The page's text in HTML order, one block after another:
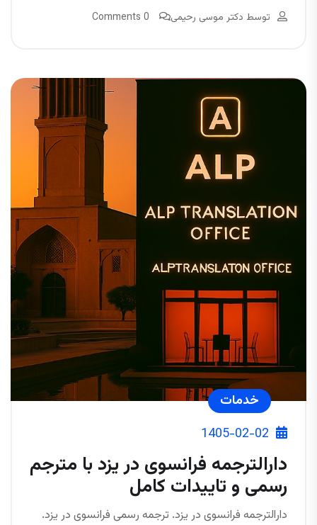
توسط دکتر موسی رحیمی 0 Comments
خدمات
1405-02-02
دارالترجمه فرانسوی در یزد با مترجم
رسمی و تاییدات کامل
دارالترجمه فرانسوی در یزد. ترجمه رسمی فرانسوی در یزد.